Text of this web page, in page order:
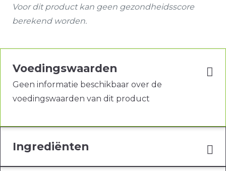
Voor dit product kan geen gezondheidsscore
berekend worden.
Voedingswaarden
Geen informatie beschikbaar over de
voedingswaarden van dit product
Ingrediënten